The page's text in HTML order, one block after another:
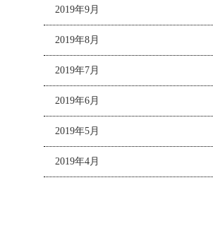
2019年9月
2019年8月
2019年7月
2019年6月
2019年5月
2019年4月